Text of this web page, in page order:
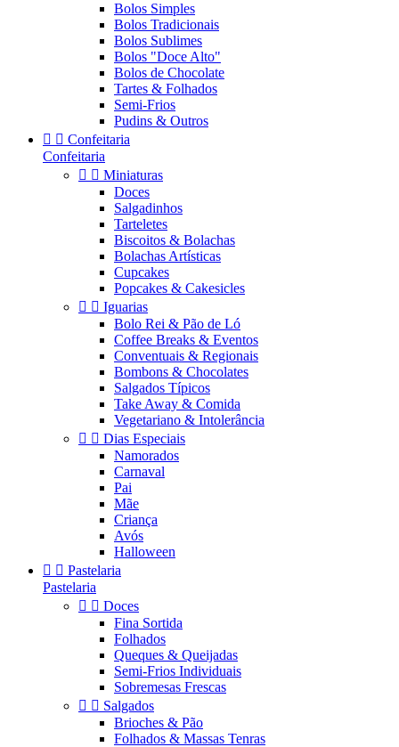
Bolos Simples
Bolos Tradicionais
Bolos Sublimes
Bolos "Doce Alto"
Bolos de Chocolate
Tartes & Folhados
Semi-Frios
Pudins & Outros
  Confeitaria
Confeitaria
  Miniaturas
Doces
Salgadinhos
Tarteletes
Biscoitos & Bolachas
Bolachas Artísticas
Cupcakes
Popcakes & Cakesicles
  Iguarias
Bolo Rei & Pão de Ló
Coffee Breaks & Eventos
Conventuais & Regionais
Bombons & Chocolates
Salgados Típicos
Take Away & Comida
Vegetariano & Intolerância
  Dias Especiais
Namorados
Carnaval
Pai
Mãe
Criança
Avós
Halloween
  Pastelaria
Pastelaria
  Doces
Fina Sortida
Folhados
Queques & Queijadas
Semi-Frios Individuais
Sobremesas Frescas
  Salgados
Brioches & Pão
Folhados & Massas Tenras